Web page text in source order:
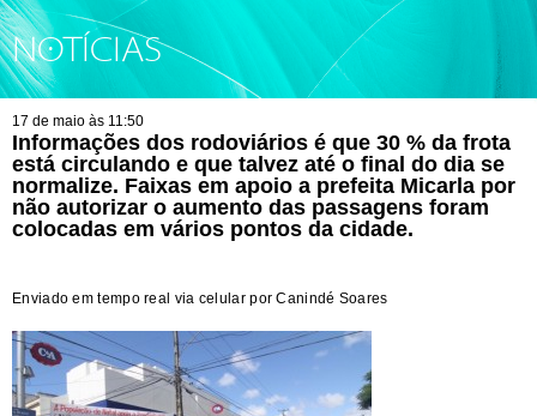
NOTÍCIAS
17 de maio às 11:50
Informações dos rodoviários é que 30 % da frota
está circulando e que talvez até o final do dia se
normalize. Faixas em apoio a prefeita Micarla por
não autorizar o aumento das passagens foram
colocadas em vários pontos da cidade.
Enviado em tempo real via celular por Canindé Soares